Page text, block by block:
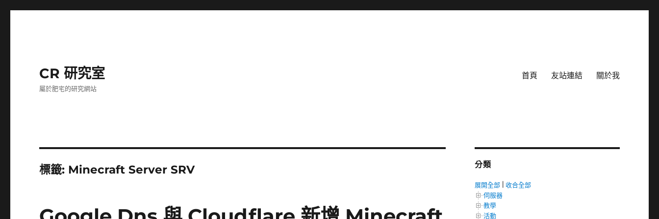
CR 研究室
屬於肥宅的研究網站
首頁 友站連結 關於我
標籤: Minecraft Server SRV 分類
展開全部| 收合全部
伺服器
教學
活動